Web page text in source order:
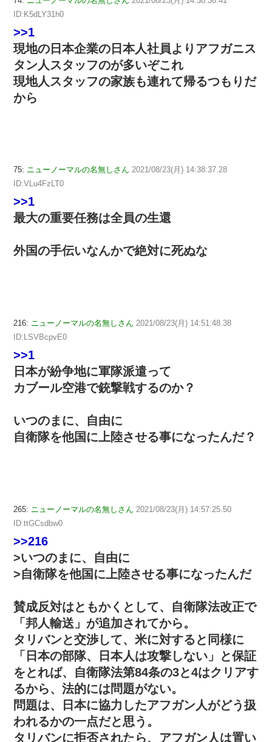
ID:K5dLY31h0
>>1
現地の日本企業の日本人社員よりアフガニス
タン人スタッフのが多いぞこれ
現地人スタッフの家族も連れて帰るつもりだ
から
75: ニューノーマルの名無しさん 2021/08/23(月) 14:38:37.28
ID:VLu4FzLT0
>>1
最大の重要任務は全員の生還
外国の手伝いなんかで絶対に死ぬな
216: ニューノーマルの名無しさん 2021/08/23(月) 14:51:48.38
ID:LSVBcpvE0
>>1
日本が紛争地に軍隊派遣って
カブール空港で銃撃戦するのか？
いつのまに、自由に
自衛隊を他国に上陸させる事になったんだ？
265: ニューノーマルの名無しさん 2021/08/23(月) 14:57:25.50
ID:ttGCsdbw0
>>216
>いつのまに、自由に
>自衛隊を他国に上陸させる事になったんだ
賛成反対はともかくとして、自衛隊法改正で
「邦人輸送」が追加されてから。
タリバンと交渉して、米に対すると同様に
「日本の部隊、日本人は攻撃しない」と保証
をとれば、自衛隊法第84条の3と4はクリアす
るから、法的には問題がない。
問題は、日本に協力したアフガン人がどう扱
われるかの一点だと思う。
タリバンに拒否されたら、アフガン人は置い